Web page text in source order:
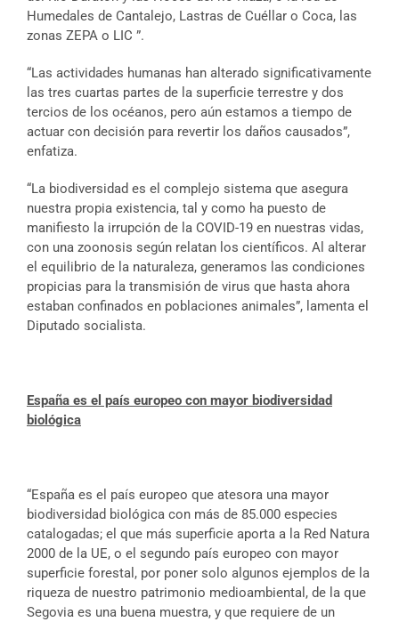
Humedales de Cantalejo, Lastras de Cuéllar o Coca, las
zonas ZEPA o LIC ”.
“Las actividades humanas han alterado significativamente
las tres cuartas partes de la superficie terrestre y dos
tercios de los océanos, pero aún estamos a tiempo de
actuar con decisión para revertir los daños causados”,
enfatiza.
“La biodiversidad es el complejo sistema que asegura
nuestra propia existencia, tal y como ha puesto de
manifiesto la irrupción de la COVID-19 en nuestras vidas,
con una zoonosis según relatan los científicos. Al alterar
el equilibrio de la naturaleza, generamos las condiciones
propicias para la transmisión de virus que hasta ahora
estaban confinados en poblaciones animales”, lamenta el
Diputado socialista.
España es el país europeo con mayor biodiversidad
biológica
“España es el país europeo que atesora una mayor
biodiversidad biológica con más de 85.000 especies
catalogadas; el que más superficie aporta a la Red Natura
2000 de la UE, o el segundo país europeo con mayor
superficie forestal, por poner solo algunos ejemplos de la
riqueza de nuestro patrimonio medioambiental, de la que
Segovia es una buena muestra, y que requiere de un